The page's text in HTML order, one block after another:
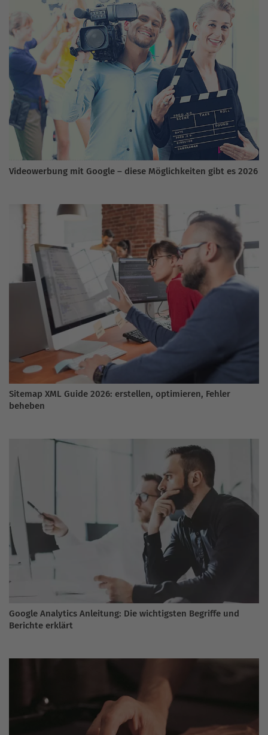
Videowerbung mit Google – diese Möglichkeiten gibt es 2026
Sitemap XML Guide 2026: erstellen, optimieren, Fehler
beheben
Google Analytics Anleitung: Die wichtigsten Begriffe und
Berichte erklärt